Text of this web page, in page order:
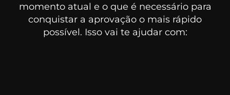
momento atual e o que é necessário para
conquistar a aprovação o mais rápido
possível. Isso vai te ajudar com: